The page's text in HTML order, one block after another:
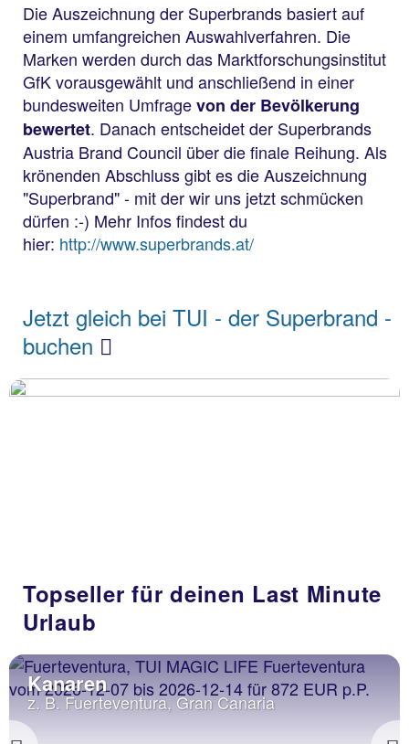
Die Auszeichnung der Superbrands basiert auf
einem umfangreichen Auswahlverfahren. Die
Marken werden durch das Marktforschungsinstitut
GfK vorausgewählt und anschließend in einer
bundesweiten Umfragevon der Bevölkerung
bewertet. Danach entscheidet der Superbrands
Austria Brand Council über die finale Reihung. Als
krönenden Abschluss gibt es die Auszeichnung
"Superbrand" - mit der wir uns jetzt schmücken
dürfen :-) Mehr Infos findest du
hier: http://www.superbrands.at/
Jetzt gleich bei TUI - der Superbrand -
buchen
Topseller für deinen Last Minute
Urlaub
Kanaren
z. B. Fuerteventura, Gran Canaria